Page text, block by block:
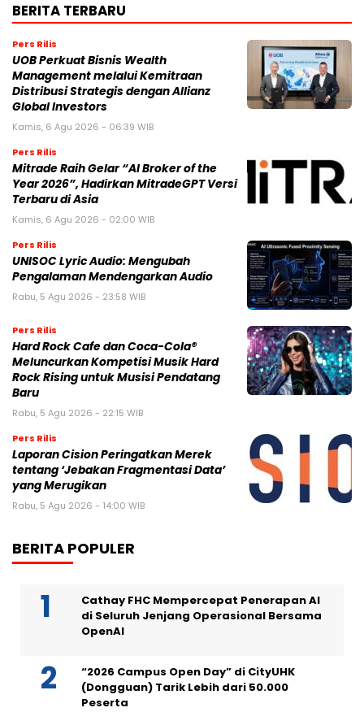
BERITA TERBARU
Pers Rilis
UOB Perkuat Bisnis Wealth
Management melalui Kemitraan
Distribusi Strategis dengan Allianz
Global Investors
Kamis, 6 Agu 2026 - 06:39 WIB
Pers Rilis
Mitrade Raih Gelar “AI Broker of the
Year 2026”, Hadirkan MitradeGPT Versi
Terbaru di Asia
Kamis, 6 Agu 2026 - 02:00 WIB
Pers Rilis
UNISOC Lyric Audio: Mengubah
Pengalaman Mendengarkan Audio
Rabu, 5 Agu 2026 - 23:58 WIB
Pers Rilis
Hard Rock Cafe dan Coca-Cola®
Meluncurkan Kompetisi Musik Hard
Rock Rising untuk Musisi Pendatang
Baru
Rabu, 5 Agu 2026 - 22:15 WIB
Pers Rilis
Laporan Cision Peringatkan Merek
tentang ‘Jebakan Fragmentasi Data’
yang Merugikan
Rabu, 5 Agu 2026 - 14:00 WIB
BERITA POPULER
Cathay FHC Mempercepat Penerapan AI
di Seluruh Jenjang Operasional Bersama
OpenAI
“2026 Campus Open Day” di CityUHK
(Dongguan) Tarik Lebih dari 50.000
Peserta